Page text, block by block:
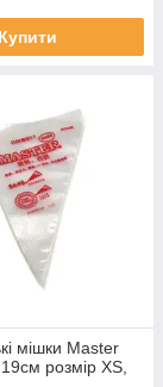
Купити
мішки Master
розмір XS,